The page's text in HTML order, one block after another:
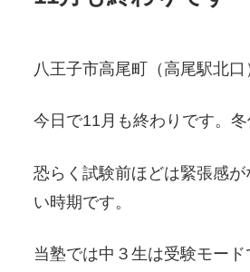
八王子市高尾町（高尾駅北
今日で11月も終わりです。
恐らく試験前ほどは緊張感
い時期です。
当塾では中３生は受験モー